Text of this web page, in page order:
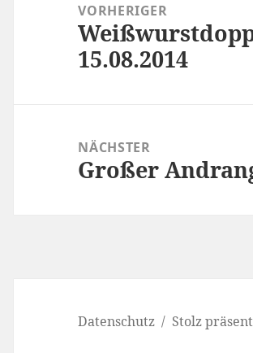
VORHERIGER
Vorheriger
Beitrag:
15.08.2014
NÄCHSTER
Nächster
Großer
Datenschutz Stolz